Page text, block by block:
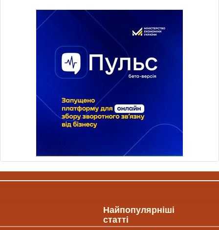
Найпопулярніші
статті